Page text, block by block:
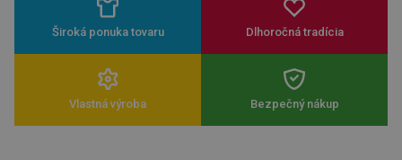
Široká ponuka tovaru Dlhoročná tradícia
Vlastná výroba Bezpečný nákup